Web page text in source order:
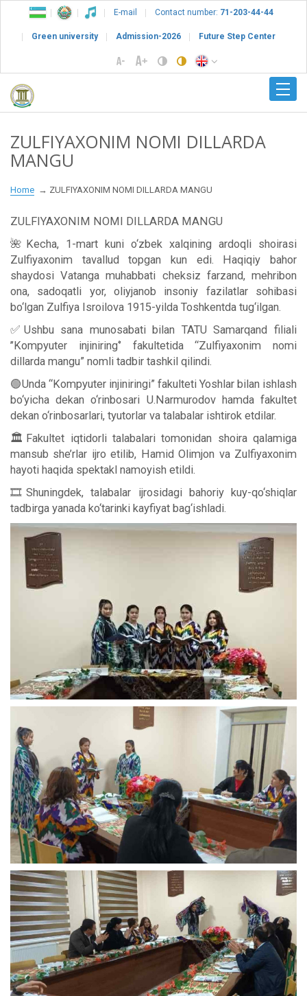
E-mail Contact number: 71-203-44-44
Green university Admission-2026 Future Step Center
ZULFIYAXONIM NOMI DILLARDA
MANGU
Home ZULFIYAXONIM NOMI DILLARDA MANGU
ZULFIYAXONIM NOMI DILLARDA MANGU
🌺Kecha, 1-mart kuni o‘zbek xalqining ardoqli shoirasi
Zulfiyaxonim tavallud topgan kun edi. Haqiqiy bahor
shaydosi Vatanga muhabbati cheksiz farzand, mehribon
ona, sadoqatli yor, oliyjanob insoniy fazilatlar sohibasi
bo‘lgan Zulfiya Isroilova 1915-yilda Toshkentda tug‘ilgan.
✅Ushbu sana munosabati bilan TATU Samarqand filiali
’’Kompyuter injiniring‘’ fakultetida “Zulfiyaxonim nomi
dillarda mangu” nomli tadbir tashkil qilindi.
🟢Unda “Kompyuter injiniringi” fakulteti Yoshlar bilan ishlash
bo‘yicha dekan o‘rinbosari U.Narmurodov hamda fakultet
dekan o‘rinbosarlari, tyutorlar va talabalar ishtirok etdilar.
🏛Fakultet iqtidorli talabalari tomonidan shoira qalamiga
mansub she’rlar ijro etilib, Hamid Olimjon va Zulfiyaxonim
hayoti haqida spektakl namoyish etildi.
🎞Shuningdek, talabalar ijrosidagi bahoriy kuy-qo‘shiqlar
tadbirga yanada ko‘tarinki kayfiyat bag‘ishladi.